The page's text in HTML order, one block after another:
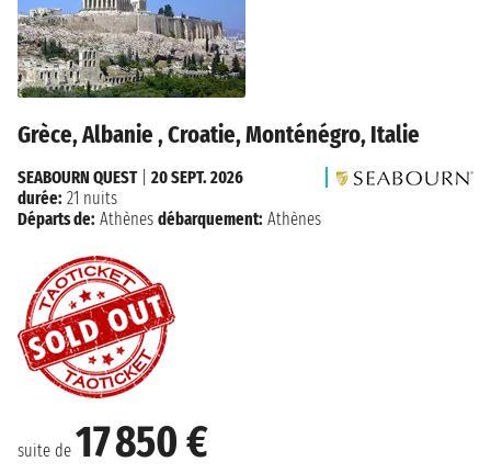
Grèce, Albanie , Croatie, Monténégro, Italie
suite de 17 850 €
SEABOURN QUEST| 20 SEPT. 2026
durée: 21 nuits
Départs de: Athènes débarquement: Athènes